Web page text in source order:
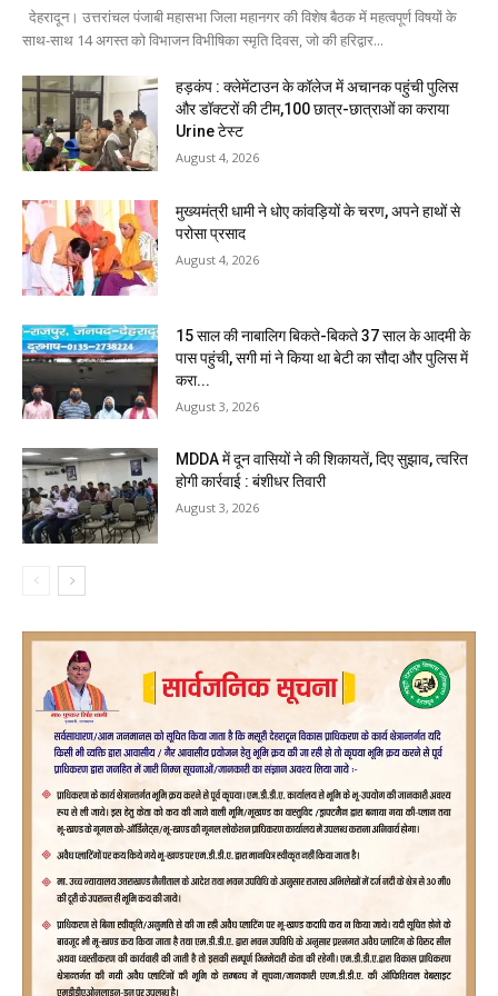
देहरादून। उत्तरांचल पंजाबी महासभा जिला महानगर की विशेष बैठक में महत्वपूर्ण विषयों के
साथ-साथ 14 अगस्त को विभाजन विभीषिका स्मृति दिवस, जो की हरिद्वार...
हड़कंप : क्लेमेंटाउन के कॉलेज में अचानक पहुंची पुलिस
और डॉक्टरों की टीम,100 छात्र-छात्राओं का कराया
Urine टेस्ट
August 4, 2026
मुख्यमंत्री धामी ने धोए कांवड़ियों के चरण, अपने हाथों से
परोसा प्रसाद
August 4, 2026
15 साल की नाबालिग बिकते-बिकते 37 साल के आदमी के
पास पहुंची, सगी मां ने किया था बेटी का सौदा और पुलिस में
करा...
August 3, 2026
MDDA में दून वासियों ने की शिकायतें, दिए सुझाव, त्वरित
होगी कार्रवाई : बंशीधर तिवारी
August 3, 2026